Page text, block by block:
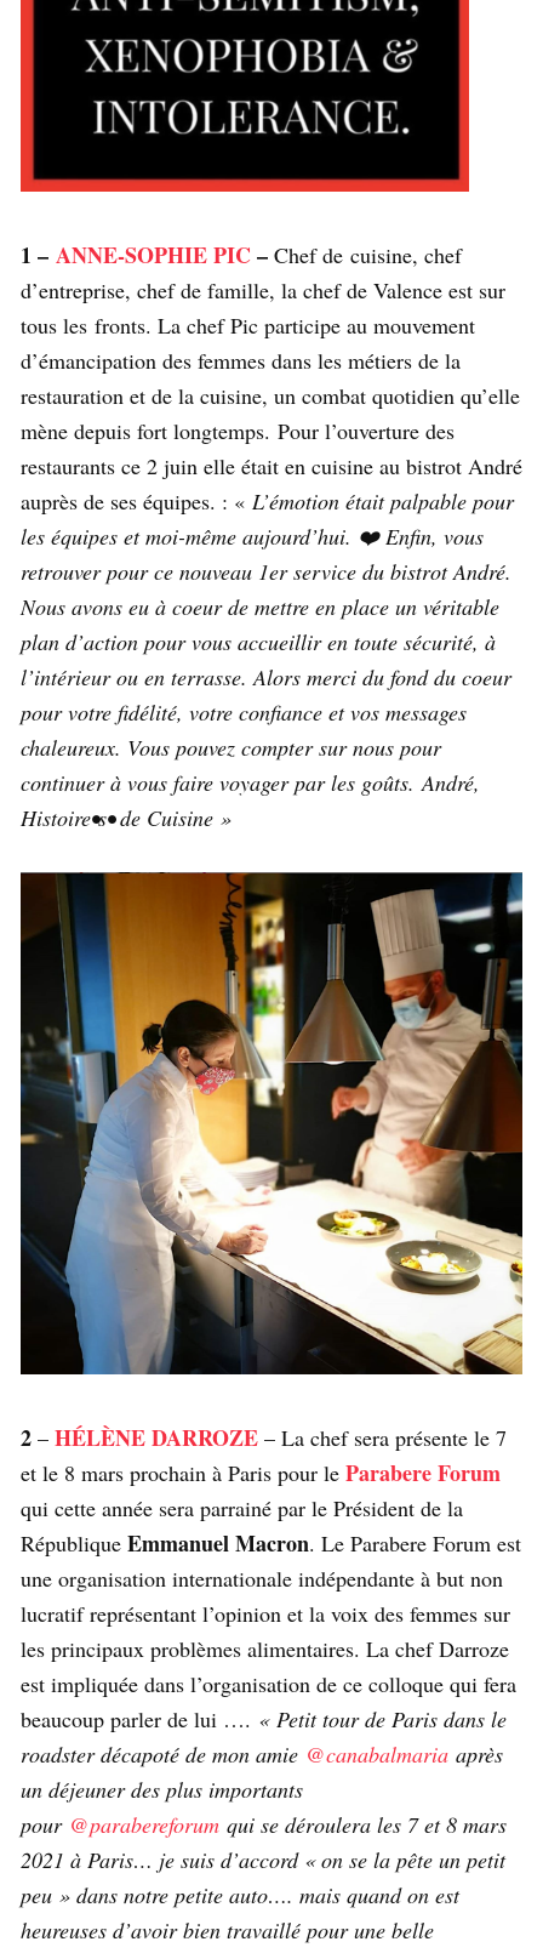
1 – ANNE-SOPHIE PIC– Chef de cuisine, chef
d’entreprise, chef de famille, la chef de Valence est sur
tous les fronts. La chef Pic participe au mouvement
d’émancipation des femmes dans les métiers de la
restauration et de la cuisine, un combat quotidien qu’elle
mène depuis fort longtemps. Pour l’ouverture des
restaurants ce 2 juin elle était en cuisine au bistrot André
auprès de ses équipes. : « L’émotion était palpable pour
les équipes et moi-même aujourd’hui. ❤️ Enfin, vous
retrouver pour ce nouveau 1er service du bistrot André.
Nous avons eu à coeur de mettre en place un véritable
plan d’action pour vous accueillir en toute sécurité, à
l’intérieur ou en terrasse. Alors merci du fond du coeur
pour votre fidélité, votre confiance et vos messages
chaleureux. Vous pouvez compter sur nous pour
continuer à vous faire voyager par les goûts. André,
Histoire•s• de Cuisine »
2 – HÉLÈNE DARROZE – La chef sera présente le 7
et le 8 mars prochain à Paris pour le Parabere Forum
qui cette année sera parrainé par le Président de la
République Emmanuel Macron. Le Parabere Forum est
une organisation internationale indépendante à but non
lucratif représentant l’opinion et la voix des femmes sur
les principaux problèmes alimentaires. La chef Darroze
est impliquée dans l’organisation de ce colloque qui fera
beaucoup parler de lui …. « Petit tour de Paris dans le
roadster décapoté de mon amie @canabalmaria après
un déjeuner des plus importants
pour @parabereforum qui se déroulera les 7 et 8 mars
2021 à Paris… je suis d’accord « on se la pête un petit
peu » dans notre petite auto…. mais quand on est
heureuses d’avoir bien travaillé pour une belle